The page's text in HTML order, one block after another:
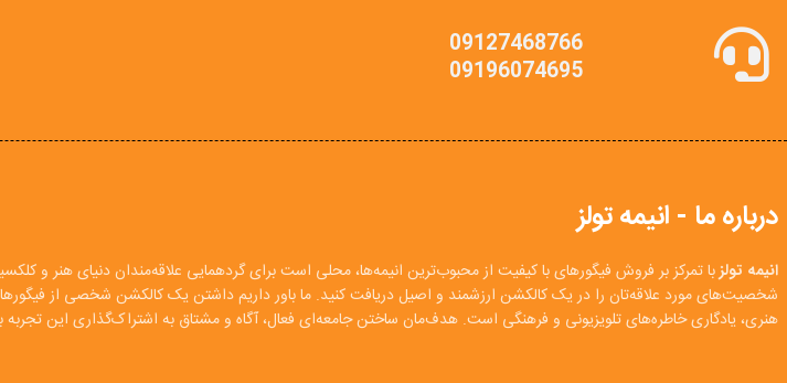
09127468766
09196074695
درباره ما - انیمه تولز
انیمه تولزبا تمرکز بر فروش فیگورهای با کیفیت از محبوب‌ترین انیمه‌ها، محلی است برای گردهمایی علاقه‌مندان دنیای هنر و
شخصیت‌های مورد علاقه‌تان را در یک کالکشن ارزشمند و اصیل دریافت کنید. ما باور داریم داشتن یک کالکشن شخصی از
هنری، یادگاری خاطره‌های تلویزیونی و فرهنگی است. هدف‌مان ساختن جامعه‌ای فعال، آگاه و مشتاق به اشتراک‌گذاری این